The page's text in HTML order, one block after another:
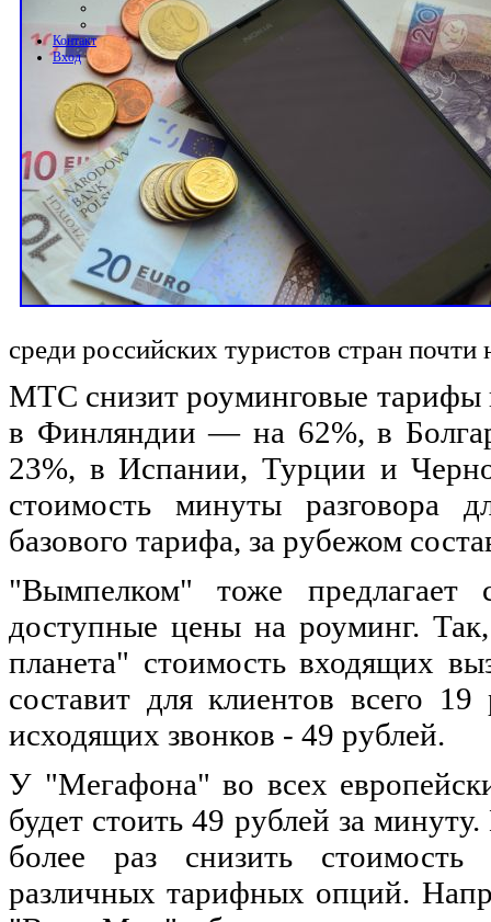
Контакт
Вход
среди российских туристов стран почти
МТС снизит роуминговые
в Финляндии — на 62%, в
23%, в Испании, Турции и
стоимость минуты разговора
базового тарифа, за рубежом
"Вымпелком" тоже предлагает
доступные цены на роуминг.
планета" стоимость входящих
составит для клиентов всего
исходящих звонков - 49 рублей.
У "Мегафона" во всех
будет стоить 49 рублей за
более раз снизить стоимость
различных тарифных опций.